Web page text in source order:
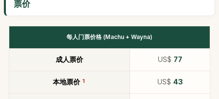
票价
每人门票价格 (Machu + Wayna)
成人票价 US$ 77
本地票价 1 US$ 43